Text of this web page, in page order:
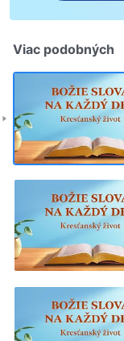
Viac podobných